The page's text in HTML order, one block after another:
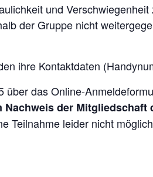
und
der Gruppe nicht
ihre Kontaktdaten
das Online-
Nachweis der Mitgliedschaft
Teilnahme leider nicht